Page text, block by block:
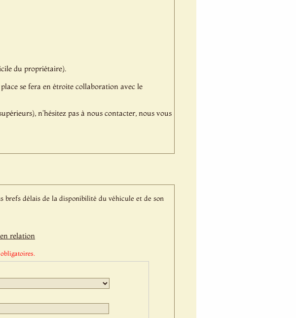
du propriétaire).
se fera en étroite collaboration avec le
n'hésitez pas à nous contacter, nous vous
brefs délais de la disponibilité du véhicule et de son
relation